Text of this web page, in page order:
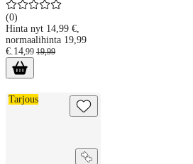
(0)
Hinta nyt 14,99 €,
normaalihinta 19,99
€.14,99 19,99
Milla & Måns Comfort -matkasänky,
Tarjous